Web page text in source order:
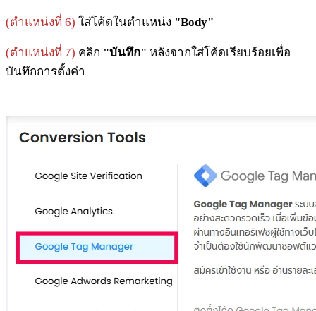
(ตำแหน่งที่ 6) ใส่โค้ดในตำแหน่ง "Body"
(ตำแหน่งที่ 7) คลิก "บันทึก" หลังจากใส่โค้ดเรียบร้อยเพื่อ
บันทึกการตั้งค่า